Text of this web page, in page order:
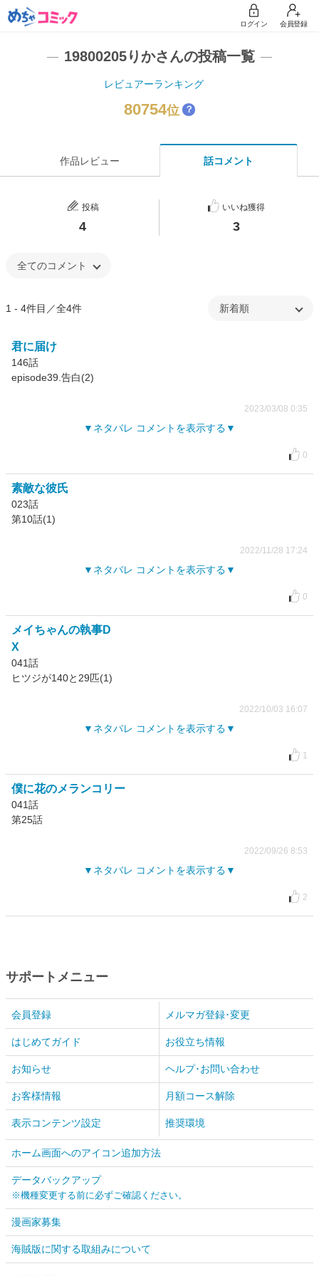
ログイン 会員登録
19800205りかさんの投稿一覧
レビュアーランキング
80754位 ？
作品レビュー 話コメント
投稿
4
いいね獲得
3
1 - 4件目／全4件
君に届け
146話
episode39.告白(2)
2023/03/08 0:35
ネタバレ コメントを表示する
0
素敵な彼氏
023話
第10話(1)
2022/11/28 17:24
ネタバレ コメントを表示する
0
メイちゃんの執事D
X
041話
ヒツジが140と29匹(1)
2022/10/03 16:07
ネタバレ コメントを表示する
1
僕に花のメランコリー
041話
第25話
2022/09/26 8:53
ネタバレ コメントを表示する
2
サポートメニュー
会員登録 メルマガ登録･変更
はじめてガイド お役立ち情報
お知らせ ヘルプ･お問い合わせ
お客様情報 月額コース解除
表示コンテンツ設定 推奨環境
ホーム画面へのアイコン追加方法
データバックアップ
※機種変更する前に必ずご確認ください。
漫画家募集
海賊版に関する取組みについて